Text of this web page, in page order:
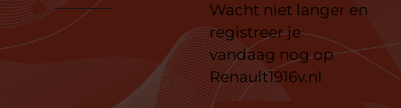
Wacht niet langer en
registreer je
vandaag nog op
Renault1916v.nl